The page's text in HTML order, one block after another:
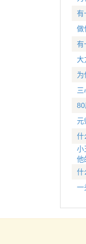
有
做
有
大
为
三
80
元
什
小
他
什
一